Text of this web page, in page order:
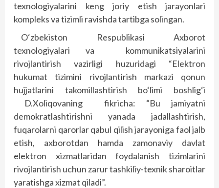
texnologiyalarini keng joriy etish jarayonlari
kompleks va tizimli ravishda tartibga solingan.
O‘zbekiston Respublikasi Axborot
texnologiyalari va kommunikatsiyalarini
rivojlantirish vazirligi huzuridagi “Elektron
hukumat tizimini rivojlantirish markazi qonun
hujjatlarini takomillashtirish bo‘limi boshlig‘i
D.Xoliqovaning fikricha: “Bu jamiyatni
demokratlashtirishni yanada jadallashtirish,
fuqarolarni qarorlar qabul qilish jarayoniga faol jalb
etish, axborotdan hamda zamonaviy davlat
elektron xizmatlaridan foydalanish tizimlarini
rivojlantirish uchun zarur tashkiliy-texnik sharoitlar
yaratishga xizmat qiladi”.